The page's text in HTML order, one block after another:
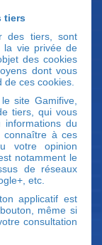
tiers
des tiers, sont
la vie privée de
des cookies
dont vous
ces cookies.
site Gamifive,
tiers, qui vous
informations du
connaître à ces
votre opinion
notamment le
de réseaux
etc.
applicatif est
même si
consultation